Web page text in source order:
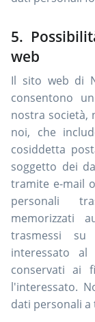
5.
web
Il sito web di
consentono
nostra società,
noi, che
cosiddetta
soggetto dei
tramite e-mail
personali
memorizzati
trasmessi
interessato al
conservati ai
l'interessato.
dati personali a